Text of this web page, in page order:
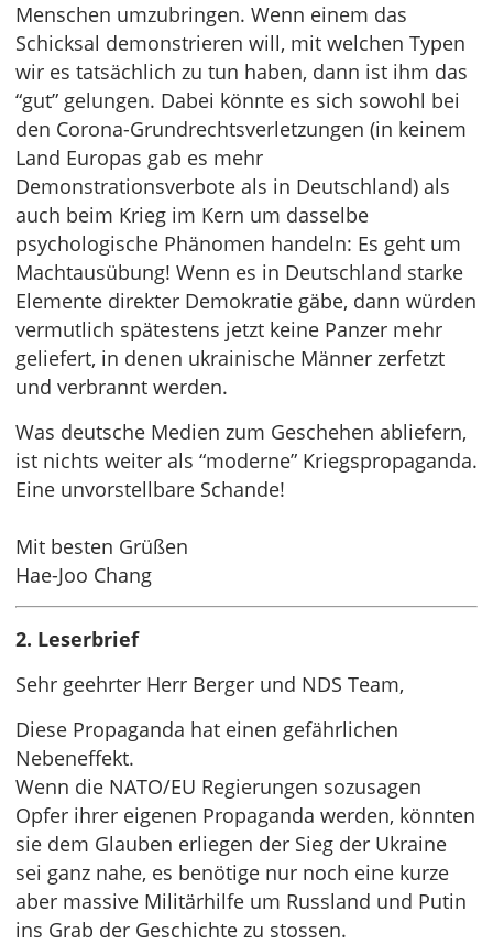
Menschen umzubringen. Wenn einem das
Schicksal demonstrieren will, mit welchen Typen
wir es tatsächlich zu tun haben, dann ist ihm das
“gut” gelungen. Dabei könnte es sich sowohl bei
den Corona-Grundrechtsverletzungen (in keinem
Land Europas gab es mehr
Demonstrationsverbote als in Deutschland) als
auch beim Krieg im Kern um dasselbe
psychologische Phänomen handeln: Es geht um
Machtausübung! Wenn es in Deutschland starke
Elemente direkter Demokratie gäbe, dann würden
vermutlich spätestens jetzt keine Panzer mehr
geliefert, in denen ukrainische Männer zerfetzt
und verbrannt werden.
Was deutsche Medien zum Geschehen abliefern,
ist nichts weiter als “moderne” Kriegspropaganda.
Eine unvorstellbare Schande!
Mit besten Grüßen
Hae-Joo Chang
2. Leserbrief
Sehr geehrter Herr Berger und NDS Team,
Diese Propaganda hat einen gefährlichen
Nebeneffekt.
Wenn die NATO/EU Regierungen sozusagen
Opfer ihrer eigenen Propaganda werden, könnten
sie dem Glauben erliegen der Sieg der Ukraine
sei ganz nahe, es benötige nur noch eine kurze
aber massive Militärhilfe um Russland und Putin
ins Grab der Geschichte zu stossen.